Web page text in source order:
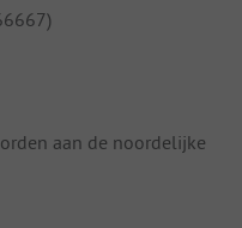
aan de noordelijke